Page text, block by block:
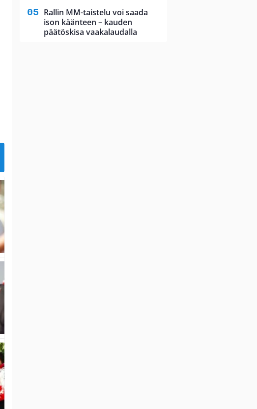
Rallin MM-taistelu voi saada
ison käänteen – kauden
päätöskisa vaakalaudalla